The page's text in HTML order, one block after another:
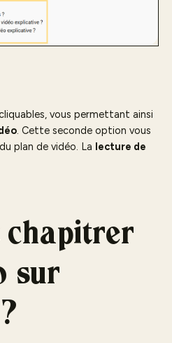
vous permettant ainsi
. Cette seconde option vous
plan de vidéo. La lecture de
chapitrer
sur